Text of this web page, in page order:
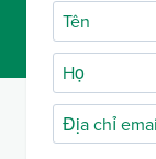
Tên
Họ
Địa
chỉ